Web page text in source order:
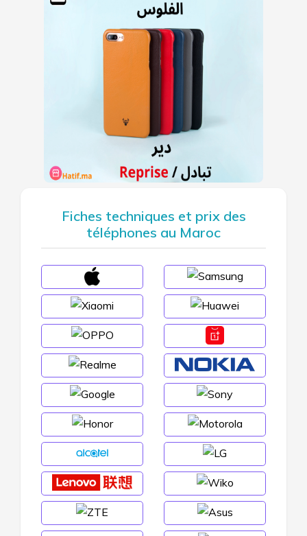
Fiches techniques et prix des
téléphones au Maroc